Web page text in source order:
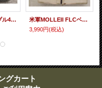
米軍MOLLEIIダブル40mm信号弾ポーチUCP迷彩(ACU迷彩)新品
米軍MOLLEII FLCベスト 3Cデザート迷彩 後期型 新品
3,990円(税込)
グカート